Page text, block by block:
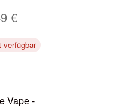
€
verfügbar